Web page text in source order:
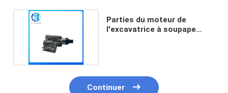
Parties du moteur de
l'excavatrice à soupape
Continuer